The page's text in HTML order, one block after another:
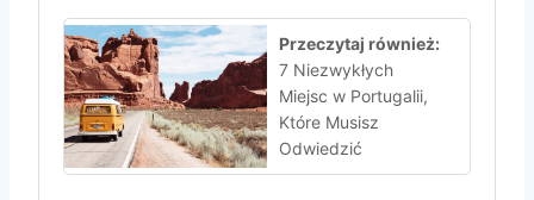
Przeczytaj również:
7 Niezwykłych
Miejsc w Portugalii,
Które Musisz
Odwiedzić